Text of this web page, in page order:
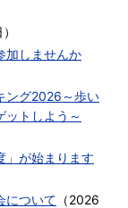
）
加しませんか
ング2026～歩い
ットしよう～
」が始まります
について （2026